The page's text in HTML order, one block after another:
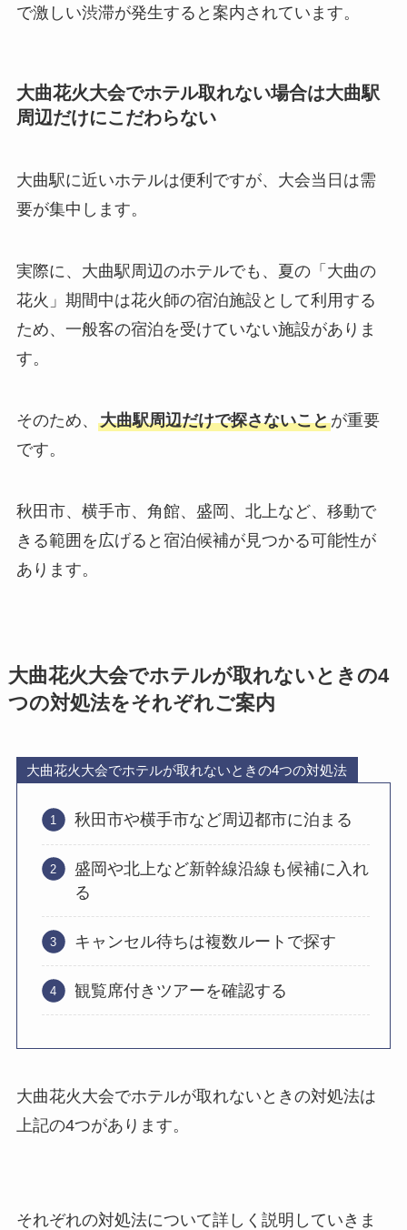
で激しい渋滞が発生すると案内されています。
大曲花火大会でホテル取れない場合は大曲駅
周辺だけにこだわらない
大曲駅に近いホテルは便利ですが、大会当日は需
要が集中します。
実際に、大曲駅周辺のホテルでも、夏の「大曲の
花火」期間中は花火師の宿泊施設として利用する
ため、一般客の宿泊を受けていない施設がありま
す。
そのため、 大曲駅周辺だけで探さないことが重要
です。
秋田市、横手市、角館、盛岡、北上など、移動で
きる範囲を広げると宿泊候補が見つかる可能性が
あります。
大曲花火大会でホテルが取れないときの4
つの対処法をそれぞれご案内
大曲花火大会でホテルが取れないときの4つの対処法
秋田市や横手市など周辺都市に泊まる
盛岡や北上など新幹線沿線も候補に入れ
る
キャンセル待ちは複数ルートで探す
観覧席付きツアーを確認する
大曲花火大会でホテルが取れないときの対処法は
上記の4つがあります。
それぞれの対処法について詳しく説明していきま